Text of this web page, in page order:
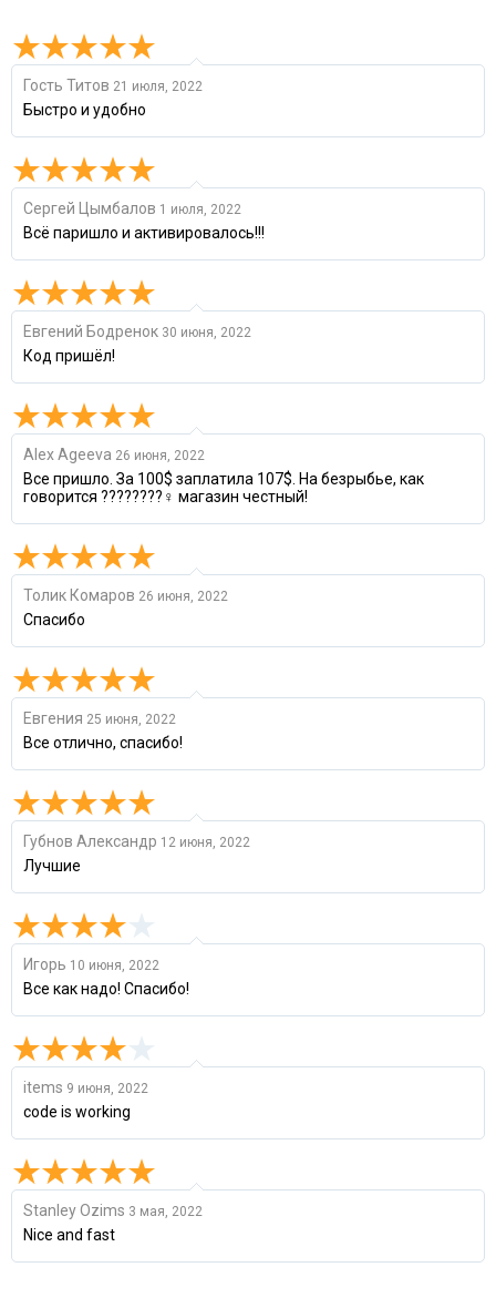
Гость Титов 21 июля, 2022
Быстро и удобно
Сергей Цымбалов 1 июля, 2022
Всё паришло и активировалось!!!
Евгений Бодренок 30 июня, 2022
Код пришёл!
Alex Ageeva 26 июня, 2022
Все пришло. За 100$ заплатила 107$. На безрыбье, как
говорится ????????‍♀️ магазин честный!
Толик Комаров 26 июня, 2022
Спасибо
Евгения 25 июня, 2022
Все отлично, спасибо!
Губнов Александр 12 июня, 2022
Лучшие
Игорь 10 июня, 2022
Все как надо! Спасибо!
items 9 июня, 2022
code is working
Stanley Ozims 3 мая, 2022
Nice and fast